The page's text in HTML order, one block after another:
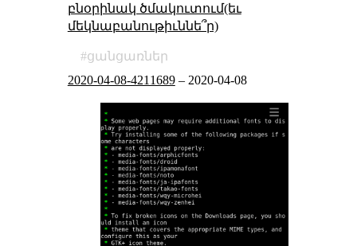
բնօրինակ ծմակուտում(եւ
մեկնաբանութիւննե՞ր)
ցանցառներ
2020-04-08-4211689– 2020-04-08